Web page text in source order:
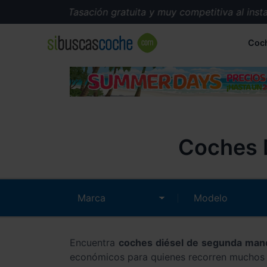
Tasación gratuita y muy competitiva al instante.
Coches
Encuentra coches diésel de segunda
económicos para quienes recorren